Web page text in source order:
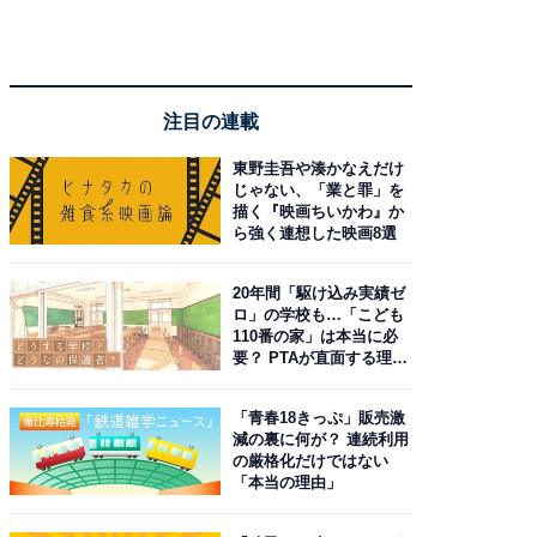
注目の連載
東野圭吾や湊かなえだけ
じゃない、「業と罪」を
描く『映画ちいかわ』か
ら強く連想した映画8選
20年間「駆け込み実績ゼ
ロ」の学校も…「こども
110番の家」は本当に必
要？ PTAが直面する理想
「青春18きっぷ」販売激
減の裏に何が？ 連続利用
の厳格化だけではない
「本当の理由」